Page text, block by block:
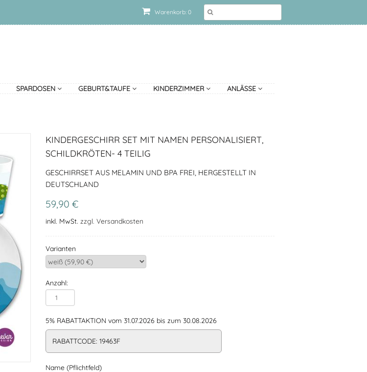
Warenkorb: 0
SPARDOSEN GEBURT&TAUFE KINDERZIMMER ANLÄSSE
KINDERGESCHIRR SET MIT NAMEN PERSONALISIERT,
SCHILDKRÖTEN- 4 TEILIG
GESCHIRRSET AUS MELAMIN UND BPA FREI, HERGESTELLT IN
DEUTSCHLAND
59,90 €
inkl. MwSt. zzgl. Versandkosten
Varianten
Anzahl:
5% RABATTAKTION vom 31.07.2026 bis zum 30.08.2026
RABATTCODE: 19463F
Name (Pflichtfeld)